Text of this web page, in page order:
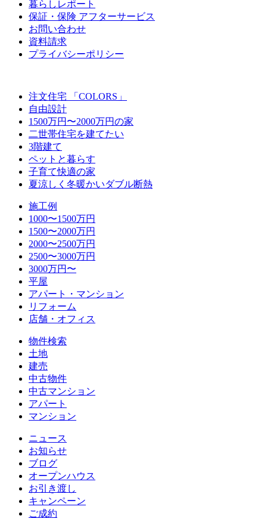
暮らしレポート
保証・保険 アフターサービス
お問い合わせ
資料請求
プライバシーポリシー
注文住宅 「COLORS」
自由設計
1500万円〜2000万円の家
二世帯住宅を建てたい
3階建て
ペットと暮らす
子育て快適の家
夏涼しく冬暖かいダブル断熱
施工例
1000〜1500万円
1500〜2000万円
2000〜2500万円
2500〜3000万円
3000万円〜
平屋
アパート・マンション
リフォーム
店舗・オフィス
物件検索
土地
建売
中古物件
中古マンション
アパート
マンション
ニュース
お知らせ
ブログ
オープンハウス
お引き渡し
キャンペーン
ご成約